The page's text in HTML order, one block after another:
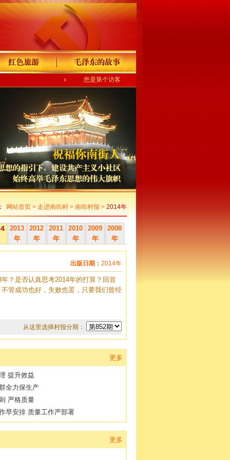
您是第个访客
网站首页> 走进南街村> 南街村报 > 2014年
2013
年
2012
年
2011
年
2010
年
2009
年
2008
年
出版日期： 2014年
？是否认真思考2014年的打算？回首
管成功也好，失败也罢，只要我们曾经
从这里选择村报分期：
更多
提升效益
全力保生产
严格质量
早安排 质量工作严部署
更多